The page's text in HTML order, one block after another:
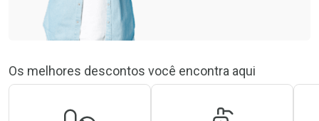
Os melhores descontos você encontra aqui